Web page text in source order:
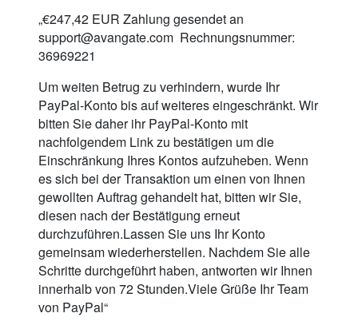
„€247,42 EUR Zahlung gesendet an
support@avangate.com Rechnungsnummer:
36969221
Um weiten Betrug zu verhindern, wurde Ihr
PayPal-Konto bis auf weiteres eingeschränkt. Wir
bitten Sie daher ihr PayPal-Konto mit
nachfolgendem Link zu bestätigen um die
Einschränkung Ihres Kontos aufzuheben. Wenn
es sich bei der Transaktion um einen von Ihnen
gewollten Auftrag gehandelt hat, bitten wir Sie,
diesen nach der Bestätigung erneut
durchzuführen.Lassen Sie uns Ihr Konto
gemeinsam wiederherstellen. Nachdem Sie alle
Schritte durchgeführt haben, antworten wir Ihnen
innerhalb von 72 Stunden.Viele Grüße Ihr Team
von PayPal“